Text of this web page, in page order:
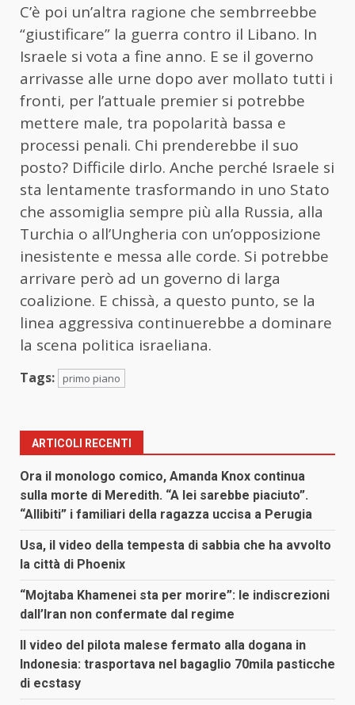
C’è poi un’altra ragione che sembrreebbe
“giustificare” la guerra contro il Libano. In
Israele si vota a fine anno. E se il governo
arrivasse alle urne dopo aver mollato tutti i
fronti, per l’attuale premier si potrebbe
mettere male, tra popolarità bassa e
processi penali. Chi prenderebbe il suo
posto? Difficile dirlo. Anche perché Israele si
sta lentamente trasformando in uno Stato
che assomiglia sempre più alla Russia, alla
Turchia o all’Ungheria con un’opposizione
inesistente e messa alle corde. Si potrebbe
arrivare però ad un governo di larga
coalizione. E chissà, a questo punto, se la
linea aggressiva continuerebbe a dominare
la scena politica israeliana.
Tags: primo piano
ARTICOLI RECENTI
Ora il monologo comico, Amanda Knox continua
sulla morte di Meredith. “A lei sarebbe piaciuto”.
“Allibiti” i familiari della ragazza uccisa a Perugia
Usa, il video della tempesta di sabbia che ha avvolto
la città di Phoenix
“Mojtaba Khamenei sta per morire”: le indiscrezioni
dall’Iran non confermate dal regime
Il video del pilota malese fermato alla dogana in
Indonesia: trasportava nel bagaglio 70mila pasticche
di ecstasy